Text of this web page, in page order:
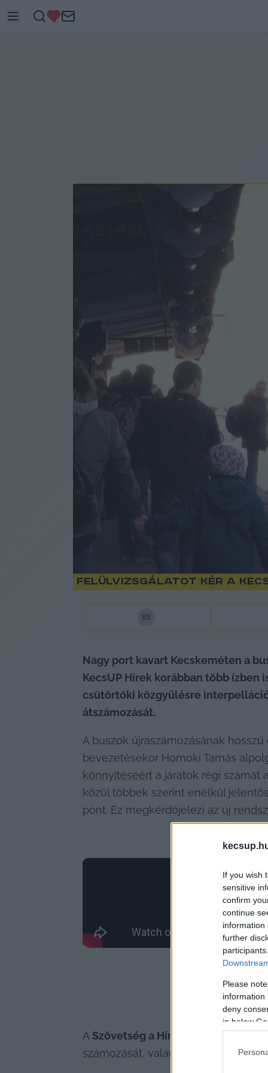
If you wish
sensitive
confirm
continue
information
further
Please
information
deny
in below
Felülvizsgálatot kér a
BS
Nagy port kavart Kecskeméten a
KecsUP Hírek korábban több ízben
csütörtöki közgyűlésre
átszámozását.
A buszok újraszámozásának
bevezetésekor Homoki Tamás
könnyítéséért a járatok régi számát
közül többek szerint enélkül
pont. Ez megkérdőjelezi az új
A Szövetség a Hírös Városért
számozását, valamint ezenkívül is